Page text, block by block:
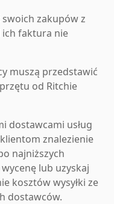
zakupów z
faktura nie
muszą przedstawić
od Ritchie
dostawcami usług
znalezienie
najniższych
lub uzyskaj
kosztów wysyłki ze
dostawców.